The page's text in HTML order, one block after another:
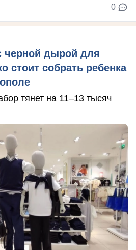
0
черной дырой для
стоит собрать ребенка
тянет на 11–13 тысяч